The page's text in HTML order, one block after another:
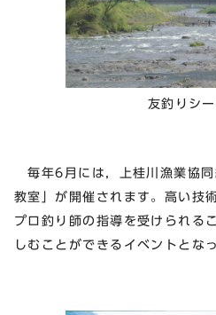
友釣りシーズ
毎年6月には，上桂川漁業協同
教室」が開催されます。高い技
プロ釣り師の指導を受けられる
しむことができるイベントとな